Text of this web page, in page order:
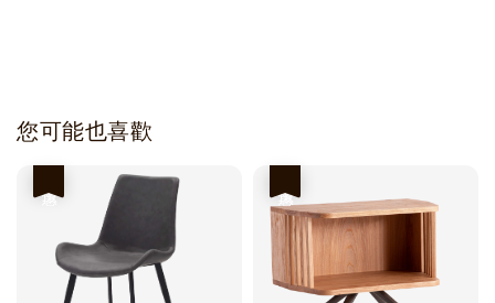
您可能也喜歡